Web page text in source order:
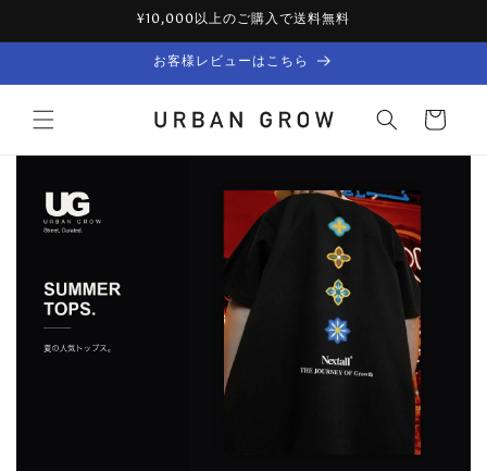
¥10,000以上のご購入で送料無料
お客様レビューはこちら
Cart